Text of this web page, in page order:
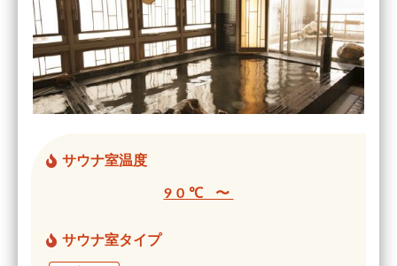
サウナ室温度
90℃ 〜
サウナ室タイプ